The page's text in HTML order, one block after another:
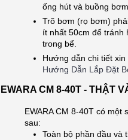
ống hút và buồng
Trõ bơm (rọ bơm)
ít nhất 50cm để tránh
trong bể.
Hướng dẫn chi tiết
Hướng Dẫn Lắp Đặt
EWARA CM 8-40T - THẬT
EWARA CM 8-40T có một
sau:
Toàn bộ phần đầu và